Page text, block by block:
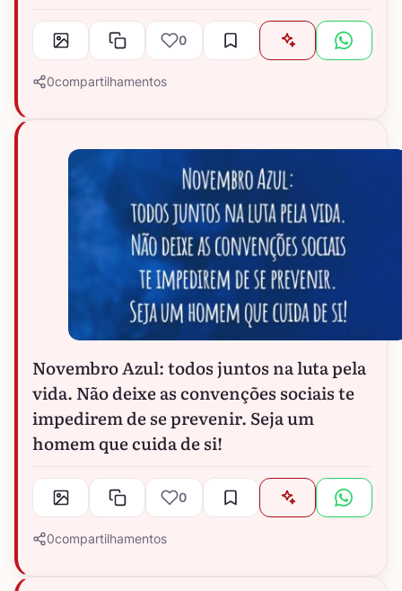
0
0compartilhamentos
Novembro Azul: todos juntos na luta pela
vida. Não deixe as convenções sociais te
impedirem de se prevenir. Seja um
homem que cuida de si!
0
0compartilhamentos